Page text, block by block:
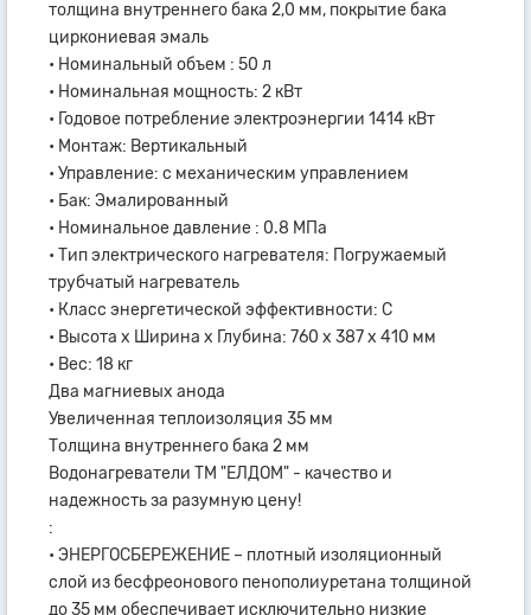
толщина внутреннего бака 2,0 мм, покрытие бака
циркониевая эмаль
• Номинальный объем : 50 л
• Номинальная мощность: 2 кВт
• Годовое потребление электроэнергии 1414 кВт
• Монтаж: Вертикальный
• Управление: с механическим управлением
• Бак: Эмалированный
• Номинальное давление : 0.8 МПа
• Тип электрического нагревателя: Погружаемый
трубчатый нагреватель
• Класс энергетической эффективности: C
• Высота x Ширина х Глубина: 760 x 387 x 410 мм
• Вес: 18 кг
Два магниевых анода
Увеличенная теплоизоляция 35 мм
Толщина внутреннего бака 2 мм
Водонагреватели ТМ "ЕЛДОМ" - качество и
надежность за разумную цену!
:
• ЭНЕРГОСБЕРЕЖЕНИЕ – плотный изоляционный
слой из бесфреонового пенополиуретана толщиной
до 35 мм обеспечивает исключительно низкие